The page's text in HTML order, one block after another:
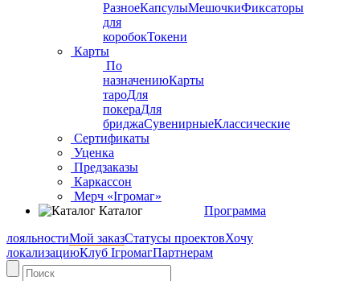
РазноеКапсулыМешочкиФиксаторы
для
коробокТокени
Карты
По
назначениюКарты
тароДля
покераДля
бриджаСувенирныеКлассические
Сертификаты
Уценка
Предзаказы
Каркассон
Мерч «Ігромаг»
Каталог
Программа
лояльностиМой заказСтатусы проектовХочу
локализациюКлуб ІгромагПартнерам